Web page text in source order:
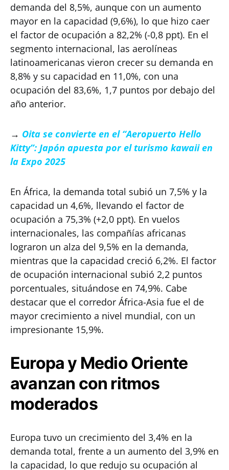
demanda del 8,5%, aunque con un aumento
mayor en la capacidad (9,6%), lo que hizo caer
el factor de ocupación a 82,2% (-0,8 ppt). En el
segmento internacional, las aerolíneas
latinoamericanas vieron crecer su demanda en
8,8% y su capacidad en 11,0%, con una
ocupación del 83,6%, 1,7 puntos por debajo del
año anterior.
→ Oita se convierte en el “Aeropuerto Hello
Kitty”: Japón apuesta por el turismo kawaii en
la Expo 2025
En África, la demanda total subió un 7,5% y la
capacidad un 4,6%, llevando el factor de
ocupación a 75,3% (+2,0 ppt). En vuelos
internacionales, las compañías africanas
lograron un alza del 9,5% en la demanda,
mientras que la capacidad creció 6,2%. El factor
de ocupación internacional subió 2,2 puntos
porcentuales, situándose en 74,9%. Cabe
destacar que el corredor África-Asia fue el de
mayor crecimiento a nivel mundial, con un
impresionante 15,9%.
Europa y Medio Oriente
avanzan con ritmos
moderados
Europa tuvo un crecimiento del 3,4% en la
demanda total, frente a un aumento del 3,9% en
la capacidad, lo que redujo su ocupación al